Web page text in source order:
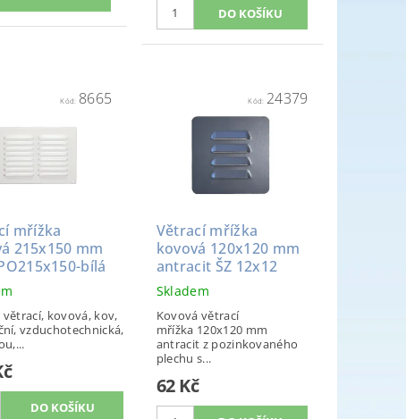
Kód: 8665
mřížka
215x150 mm
bílá
větrací, kovová, kov,
vzduchotechnická,
Kód: 24379
Větrací mřížka
kovová 120x120 mm
antracit ŠZ 12x12
Skladem
Kovová větrací
mřížka 120x120 mm
antracit z pozinkovaného
plechu s...
62 Kč